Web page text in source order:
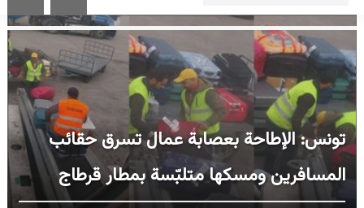
تونس: الإطاحة بعصابة عمال تسرق حقائب
المسافرين ومسكها متلبّسة بمطار قرطاج